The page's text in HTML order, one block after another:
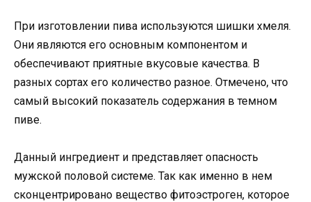
При изготовлении пива используются шишки хмеля.
Они являются его основным компонентом и
обеспечивают приятные вкусовые качества. В
разных сортах его количество разное. Отмечено, что
самый высокий показатель содержания в темном
пиве.
Данный ингредиент и представляет опасность
мужской половой системе. Так как именно в нем
сконцентрировано вещество фитоэстроген, которое